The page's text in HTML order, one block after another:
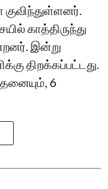
காத்திருந்து
இன்று
திறக்கப்பட்டது.
6